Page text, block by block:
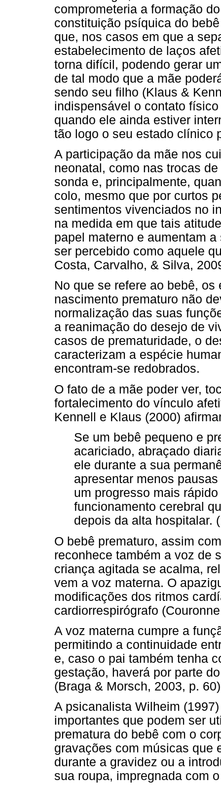
comprometeria a formação
constituição psíquica do
que, nos casos em que a
estabelecimento de laços
torna difícil, podendo gerar
de tal modo que a mãe
sendo seu filho (Klaus &
indispensável o contato
quando ele ainda estiver
tão logo o seu estado clínico
A participação da mãe nos
neonatal, como nas trocas
sonda e, principalmente,
colo, mesmo que por curtos
sentimentos vivenciados no
na medida em que tais
papel materno e aumentam
ser percebido como aquele
Costa, Carvalho, & Silva,
No que se refere ao bebê,
nascimento prematuro não
normalização das suas
a reanimação do desejo de
casos de prematuridade, o
caracterizam a espécie
encontram-se redobrados.
O fato de a mãe poder ver,
fortalecimento do vínculo
Kennell e Klaus (2000)
Se um bebê pequeno e
acariciado, abraçado
ele durante a sua
apresentar menos
um progresso mais
funcionamento cerebral
depois da alta hospitalar.
O bebê prematuro, assim
reconhece também a voz de
criança agitada se acalma,
vem a voz materna. O
modificações dos ritmos
cardiorrespirógrafo
A voz materna cumpre a
permitindo a continuidade
e, caso o pai também tenha
gestação, haverá por parte
(Braga & Morsch, 2003, p.
A psicanalista Wilheim
importantes que podem ser
prematura do bebê com o
gravações com músicas que
durante a gravidez ou a
sua roupa, impregnada com